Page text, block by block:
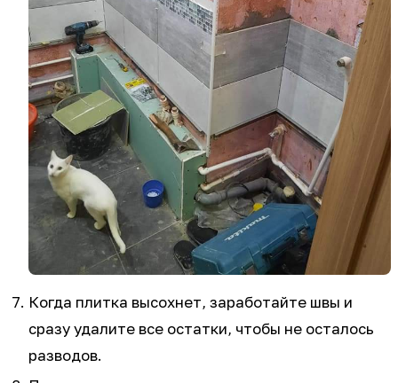
Когда плитка высохнет, заработайте швы и
сразу удалите все остатки, чтобы не осталось
разводов.